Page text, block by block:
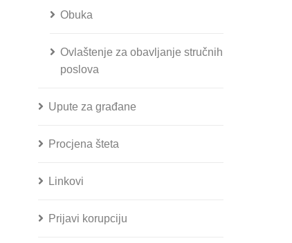
Obuka
Ovlaštenje za obavljanje stručnih
poslova
Upute za građane
Procjena šteta
Linkovi
Prijavi korupciju